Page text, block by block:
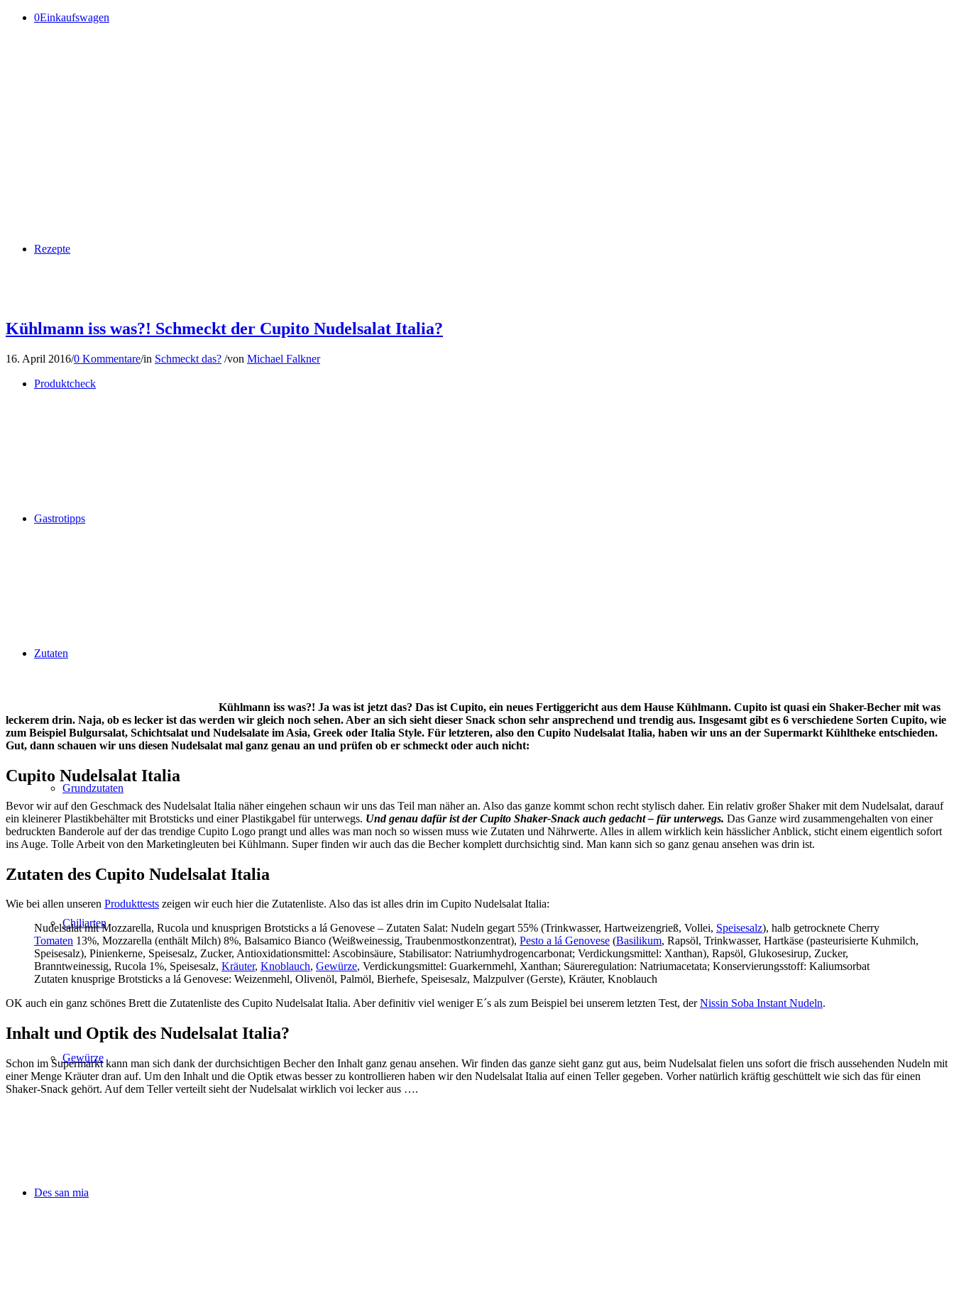
0Einkaufswagen
Rezepte
Produktcheck
Gastrotipps
Zutaten
Grundzutaten
Chiliarten
Gewürze
Des san mia
Kühlmann iss was?! Schmeckt der Cupito Nudelsalat Italia?
16. April 2016/0 Kommentare/in Schmeckt das? /von Michael Falkner
Kühlmann iss was?! Ja was ist jetzt das? Das ist Cupito, ein neues Fertiggericht aus dem Hause Kühlmann. Cupito ist quasi ein Shaker-Becher mit was
leckerem drin. Naja, ob es lecker ist das werden wir gleich noch sehen. Aber an sich sieht dieser Snack schon sehr ansprechend und trendig aus. Insgesamt gibt es 6 verschiedene Sorten Cupito, wie
zum Beispiel Bulgursalat, Schichtsalat und Nudelsalate im Asia, Greek oder Italia Style. Für letzteren, also den Cupito Nudelsalat Italia, haben wir uns an der Supermarkt Kühltheke entschieden.
Gut, dann schauen wir uns diesen Nudelsalat mal ganz genau an und prüfen ob er schmeckt oder auch nicht:
Cupito Nudelsalat Italia
Bevor wir auf den Geschmack des Nudelsalat Italia näher eingehen schaun wir uns das Teil man näher an. Also das ganze kommt schon recht stylisch daher. Ein relativ großer Shaker mit dem Nudelsalat, darauf
ein kleinerer Plastikbehälter mit Brotsticks und einer Plastikgabel für unterwegs. Und genau dafür ist der Cupito Shaker-Snack auch gedacht – für unterwegs. Das Ganze wird zusammengehalten von einer
bedruckten Banderole auf der das trendige Cupito Logo prangt und alles was man noch so wissen muss wie Zutaten und Nährwerte. Alles in allem wirklich kein hässlicher Anblick, sticht einem eigentlich sofort
ins Auge. Tolle Arbeit von den Marketingleuten bei Kühlmann. Super finden wir auch das die Becher komplett durchsichtig sind. Man kann sich so ganz genau ansehen was drin ist.
Zutaten des Cupito Nudelsalat Italia
Wie bei allen unseren Produkttests zeigen wir euch hier die Zutatenliste. Also das ist alles drin im Cupito Nudelsalat Italia:
Nudelsalat mit Mozzarella, Rucola und knusprigen Brotsticks a lá Genovese – Zutaten Salat: Nudeln gegart 55% (Trinkwasser, Hartweizengrieß, Vollei, Speisesalz), halb getrocknete Cherry
Tomaten 13%, Mozzarella (enthält Milch) 8%, Balsamico Bianco (Weißweinessig, Traubenmostkonzentrat), Pesto a lá Genovese (Basilikum, Rapsöl, Trinkwasser, Hartkäse (pasteurisierte Kuhmilch,
Speisesalz), Pinienkerne, Speisesalz, Zucker, Antioxidationsmittel: Ascobinsäure, Stabilisator: Natriumhydrogencarbonat; Verdickungsmittel: Xanthan), Rapsöl, Glukosesirup, Zucker,
Branntweinessig, Rucola 1%, Speisesalz, Kräuter, Knoblauch, Gewürze, Verdickungsmittel: Guarkernmehl, Xanthan; Säureregulation: Natriumacetata; Konservierungsstoff: Kaliumsorbat
Zutaten knusprige Brotsticks a lá Genovese: Weizenmehl, Olivenöl, Palmöl, Bierhefe, Speisesalz, Malzpulver (Gerste), Kräuter, Knoblauch
OK auch ein ganz schönes Brett die Zutatenliste des Cupito Nudelsalat Italia. Aber definitiv viel weniger E´s als zum Beispiel bei unserem letzten Test, derNissin Soba Instant Nudeln.
Inhalt und Optik des Nudelsalat Italia?
Schon im Supermarkt kann man sich dank der durchsichtigen Becher den Inhalt ganz genau ansehen. Wir finden das ganze sieht ganz gut aus, beim Nudelsalat fielen uns sofort die frisch aussehenden Nudeln mit
einer Menge Kräuter dran auf. Um den Inhalt und die Optik etwas besser zu kontrollieren haben wir den Nudelsalat Italia auf einen Teller gegeben. Vorher natürlich kräftig geschüttelt wie sich das für einen
Shaker-Snack gehört. Auf dem Teller verteilt sieht der Nudelsalat wirklich voi lecker aus ….